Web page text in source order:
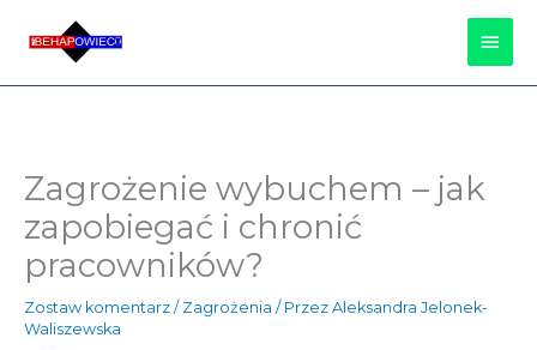
Zagrożenie wybuchem – jak
zapobiegać i chronić
pracowników?
Zostaw komentarz / Zagrożenia / Przez Aleksandra Jelonek-
Waliszewska